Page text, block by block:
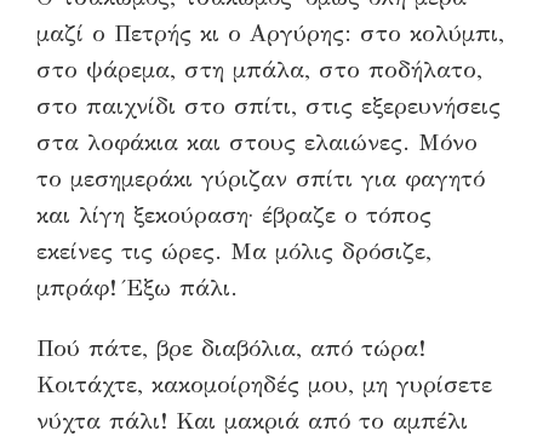
μαζί ο Πετρής κι ο Αργύρης: στο κολύμπι,
στο ψάρεμα, στη μπάλα, στο ποδήλατο,
στο παιχνίδι στο σπίτι, στις εξερευνήσεις
στα λοφάκια και στους ελαιώνες. Μόνο
το μεσημεράκι γύριζαν σπίτι για φαγητό
και λίγη ξεκούραση· έβραζε ο τόπος
εκείνες τις ώρες. Μα μόλις δρόσιζε,
μπράφ! Έξω πάλι.
Πού πάτε, βρε διαβόλια, από τώρα!
Κοιτάχτε, κακομοίρηδές μου, μη γυρίσετε
νύχτα πάλι! Και μακριά από το αμπέλι